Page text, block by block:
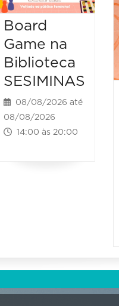
Board
Game na
Biblioteca
SESIMINAS
08/08/2026 até
08/08/2026
14:00 às 20:00